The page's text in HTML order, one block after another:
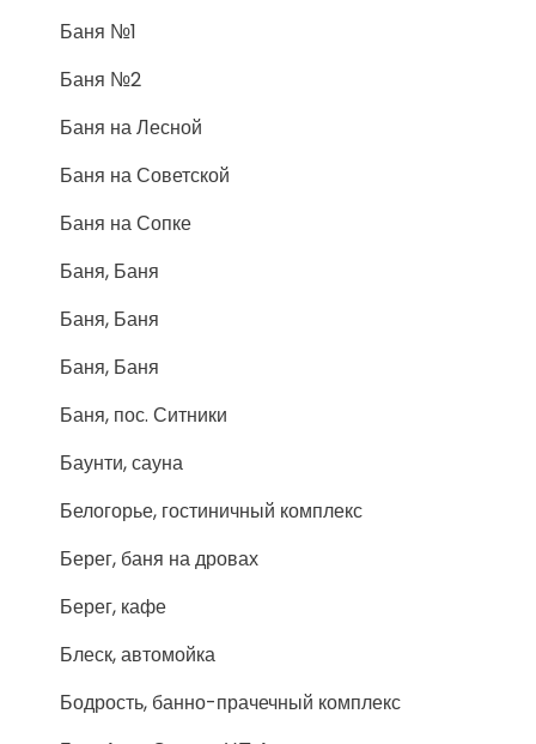
Баня №1
Баня №2
Баня на Лесной
Баня на Советской
Баня на Сопке
Баня, Баня
Баня, Баня
Баня, Баня
Баня, пос. Ситники
Баунти, сауна
Белогорье, гостиничный комплекс
Берег, баня на дровах
Берег, кафе
Блеск, автомойка
Бодрость, банно-прачечный комплекс